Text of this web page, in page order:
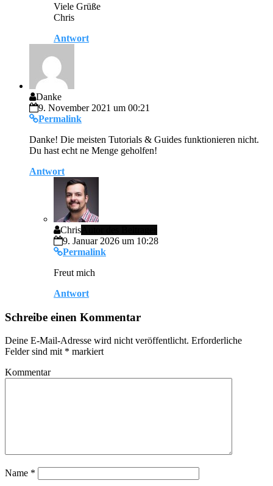
Viele Grüße
Chris
Antwort
Danke
9. November 2021 um 00:21
Permalink
Danke! Die meisten Tutorials & Guides funktionieren nicht.
Du hast echt ne Menge geholfen!
Antwort
Chris
9. Januar 2026 um 10:28
Permalink
Freut mich
Antwort
Schreibe einen Kommentar
Deine E-Mail-Adresse wird nicht veröffentlicht. Erforderliche
Felder sind mit * markiert
Kommentar
Name *